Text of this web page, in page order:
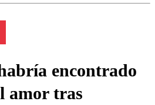
encontrado
amor tras